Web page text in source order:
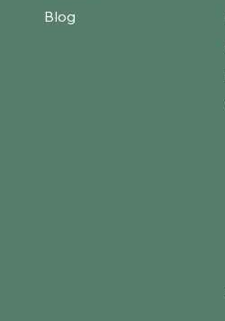
Blog